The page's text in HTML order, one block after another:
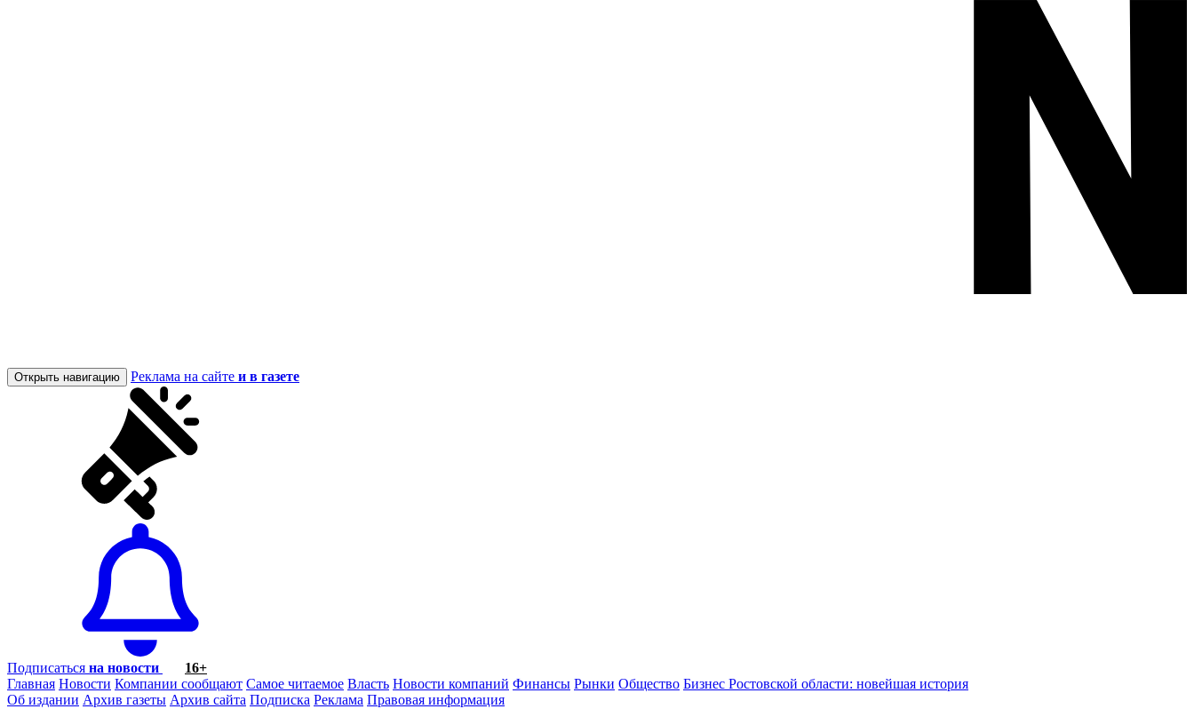
Открыть навигацию Реклама на сайте и в газете
Подписаться на новости
16+
Главная Новости Компании сообщают Самое читаемое Власть Новости компаний Финансы Рынки Общество Бизнес Ростовской области: новейшая история
Об издании Архив газеты Архив сайта Подписка Реклама Правовая информация